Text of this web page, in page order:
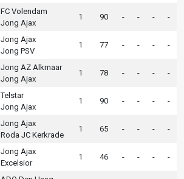
FC Volendam
Jong Ajax
1 90 - - - -
Jong Ajax
Jong PSV
1 77 - - - -
Jong AZ Alkmaar
Jong Ajax
1 78 - - - -
Telstar
Jong Ajax
1 90 - - - -
Jong Ajax
Roda JC Kerkrade
1 65 - - - -
Jong Ajax
Excelsior
1 46 - - - -